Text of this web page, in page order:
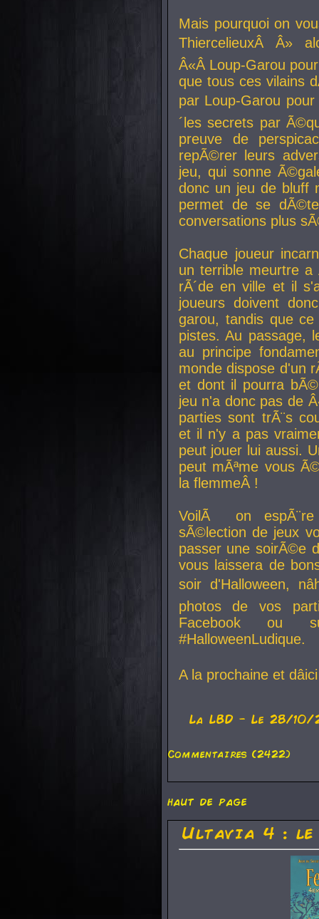
Mais pourquoi on
ThiercelieuxÂ Â»
Â«Â Loup-Garou
que tous ces vilains
par Loup-Garou
´les secrets par
preuve de
repÃ©rer leurs
jeu, qui sonne
donc un jeu de bluff
permet de se
conversations plus
Chaque joueur
un terrible meurtre
rÃ´de en ville et il
joueurs doivent
garou, tandis que
pistes. Au passage,
au principe
monde dispose d'un
et dont il pourra
jeu n'a donc pas de
parties sont trÃ¨s
et il n'y a pas
peut jouer lui aussi.
peut mÃªme vous
la flemmeÂ !
VoilÃ on
sÃ©lection de jeux
passer une soirÃ©e
vous laissera de
soir d'Halloween,
photos de vos
Facebook ou
#HalloweenLudique.
A la prochaine et
La LBD - Le 28/10/
Commentaires (2422)
haut de page
Ultavia 4 :